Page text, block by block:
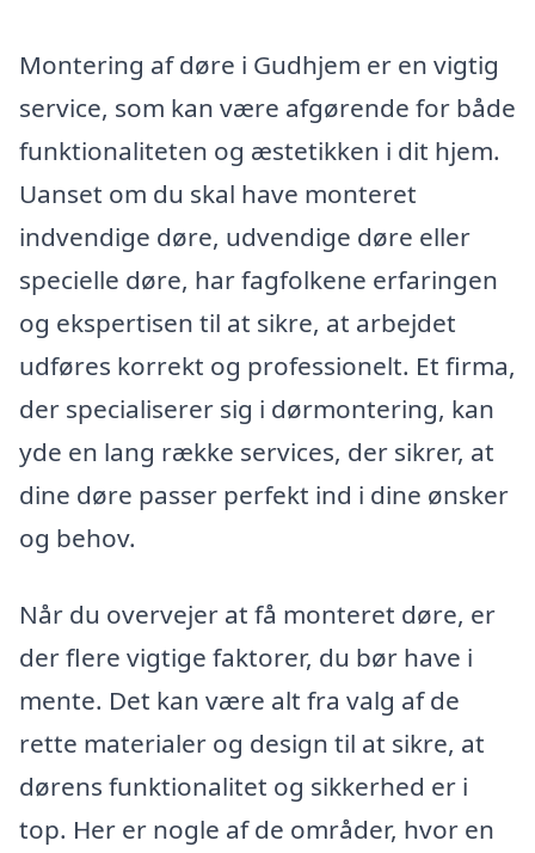
Montering af døre i Gudhjem er en vigtig
service, som kan være afgørende for både
funktionaliteten og æstetikken i dit hjem.
Uanset om du skal have monteret
indvendige døre, udvendige døre eller
specielle døre, har fagfolkene erfaringen
og ekspertisen til at sikre, at arbejdet
udføres korrekt og professionelt. Et firma,
der specialiserer sig i dørmontering, kan
yde en lang række services, der sikrer, at
dine døre passer perfekt ind i dine ønsker
og behov.
Når du overvejer at få monteret døre, er
der flere vigtige faktorer, du bør have i
mente. Det kan være alt fra valg af de
rette materialer og design til at sikre, at
dørens funktionalitet og sikkerhed er i
top. Her er nogle af de områder, hvor en